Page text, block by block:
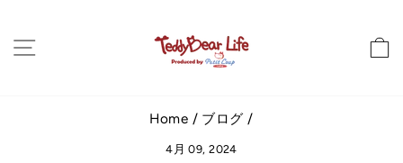
テ
サイトナビゲーション
Home / ブログ /
4月 09, 2024